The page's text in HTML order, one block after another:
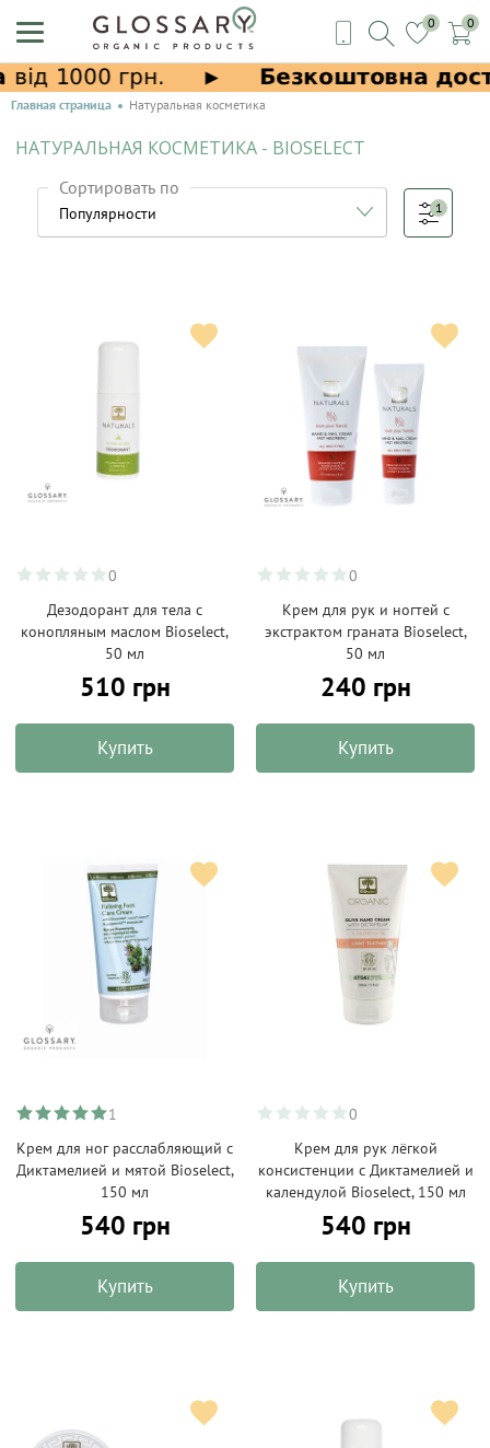
0 0
Главная страница Натуральная косметика
НАТУРАЛЬНАЯ КОСМЕТИКА - BIOSELECT
Сортировать по
1
0
Дезодорант для тела с
конопляным маслом Bioselect,
50 мл
510 грн
Купить
0
Крем для рук и ногтей с
экстрактом граната Bioselect,
50 мл
240 грн
Купить
1
Крем для ног расслабляющий с
Диктамелией и мятой Bioselect,
150 мл
540 грн
Купить
0
Крем для рук лёгкой
консистенции с Диктамелией и
календулой Bioselect, 150 мл
540 грн
Купить